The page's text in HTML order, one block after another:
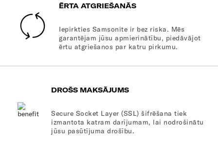
ĒRTA ATGRIEŠANĀS
Iepirkties Samsonite ir bez riska. Mēs
garantējam jūsu apmierinātību, piedāvājot
ērtu atgriešanos par katru pirkumu.
DROŠS MAKSĀJUMS
Secure Socket Layer (SSL) šifrēšana tiek
izmantota katram darījumam, lai nodrošinātu
jūsu pasūtījuma drošību.